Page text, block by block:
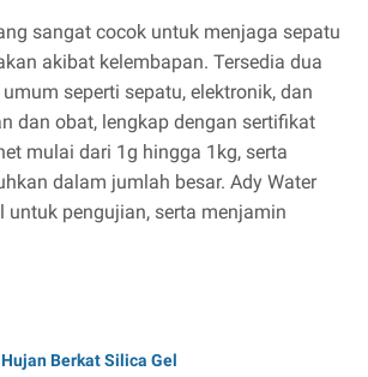
sangat cocok untuk menjaga sepatu
akibat kelembapan. Tersedia dua
seperti sepatu, elektronik, dan
dan obat, lengkap dengan sertifikat
mulai dari 1g hingga 1kg, serta
dalam jumlah besar. Ady Water
pengujian, serta menjamin
Berkat Silica Gel